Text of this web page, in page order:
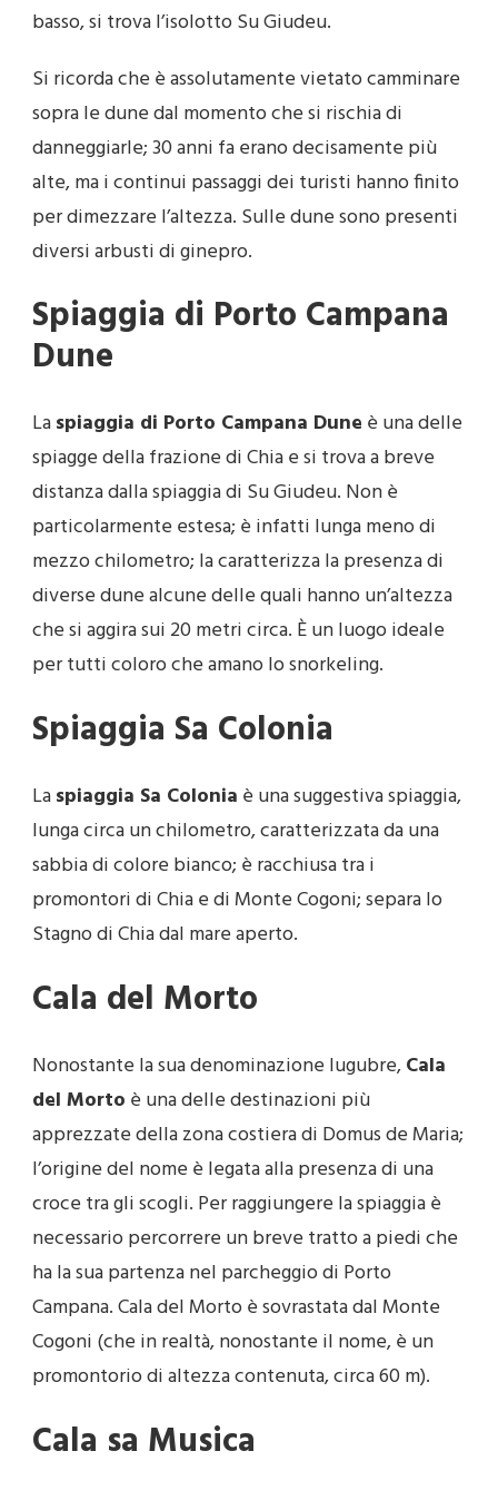
basso, si trova l’isolotto Su Giudeu.
Si ricorda che è assolutamente vietato camminare
sopra le dune dal momento che si rischia di
danneggiarle; 30 anni fa erano decisamente più
alte, ma i continui passaggi dei turisti hanno finito
per dimezzare l’altezza. Sulle dune sono presenti
diversi arbusti di ginepro.
Spiaggia di Porto Campana
Dune
Laspiaggia di Porto Campana Dune è una delle
spiagge della frazione di Chia e si trova a breve
distanza dalla spiaggia di Su Giudeu. Non è
particolarmente estesa; è infatti lunga meno di
mezzo chilometro; la caratterizza la presenza di
diverse dune alcune delle quali hanno un’altezza
che si aggira sui 20 metri circa. È un luogo ideale
per tutti coloro che amano lo snorkeling.
Spiaggia Sa Colonia
Laspiaggia Sa Colonia è una suggestiva spiaggia,
lunga circa un chilometro, caratterizzata da una
sabbia di colore bianco; è racchiusa tra i
promontori di Chia e di Monte Cogoni; separa lo
Stagno di Chia dal mare aperto.
Cala del Morto
Nonostante la sua denominazione lugubre,Cala
del Morto è una delle destinazioni più
apprezzate della zona costiera di Domus de Maria;
l’origine del nome è legata alla presenza di una
croce tra gli scogli. Per raggiungere la spiaggia è
necessario percorrere un breve tratto a piedi che
ha la sua partenza nel parcheggio di Porto
Campana. Cala del Morto è sovrastata dal Monte
Cogoni (che in realtà, nonostante il nome, è un
promontorio di altezza contenuta, circa 60 m).
Cala sa Musica